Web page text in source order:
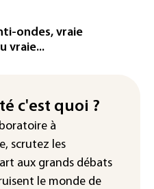
victime d'une
la fuite des
un record
ondes, vraie
vraie...
c'est quoi ?
à
scrutez les
aux grands débats
le monde de